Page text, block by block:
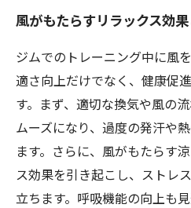
風がもたらすリラックス効
ジムでのトレーニング中に風
適さ向上だけでなく、健康促
す。まず、適切な換気や風の
ムーズになり、過度の発汗や
ます。さらに、風がもたらす
ス効果を引き起こし、ストレ
立ちます。呼吸機能の向上も